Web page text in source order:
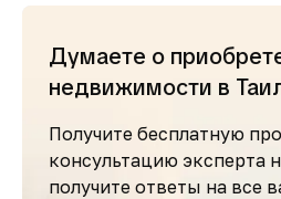
Думаете о
недвижимости в
Получите бесплатную
консультацию эксперта
получите ответы на все